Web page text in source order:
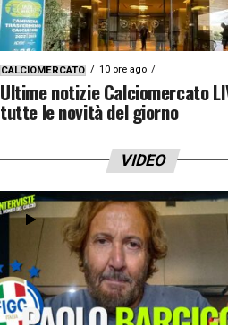
CALCIOMERCATO 10 ore ago
Ultime notizie Calciomercato
tutte le novità del giorno
VIDEO